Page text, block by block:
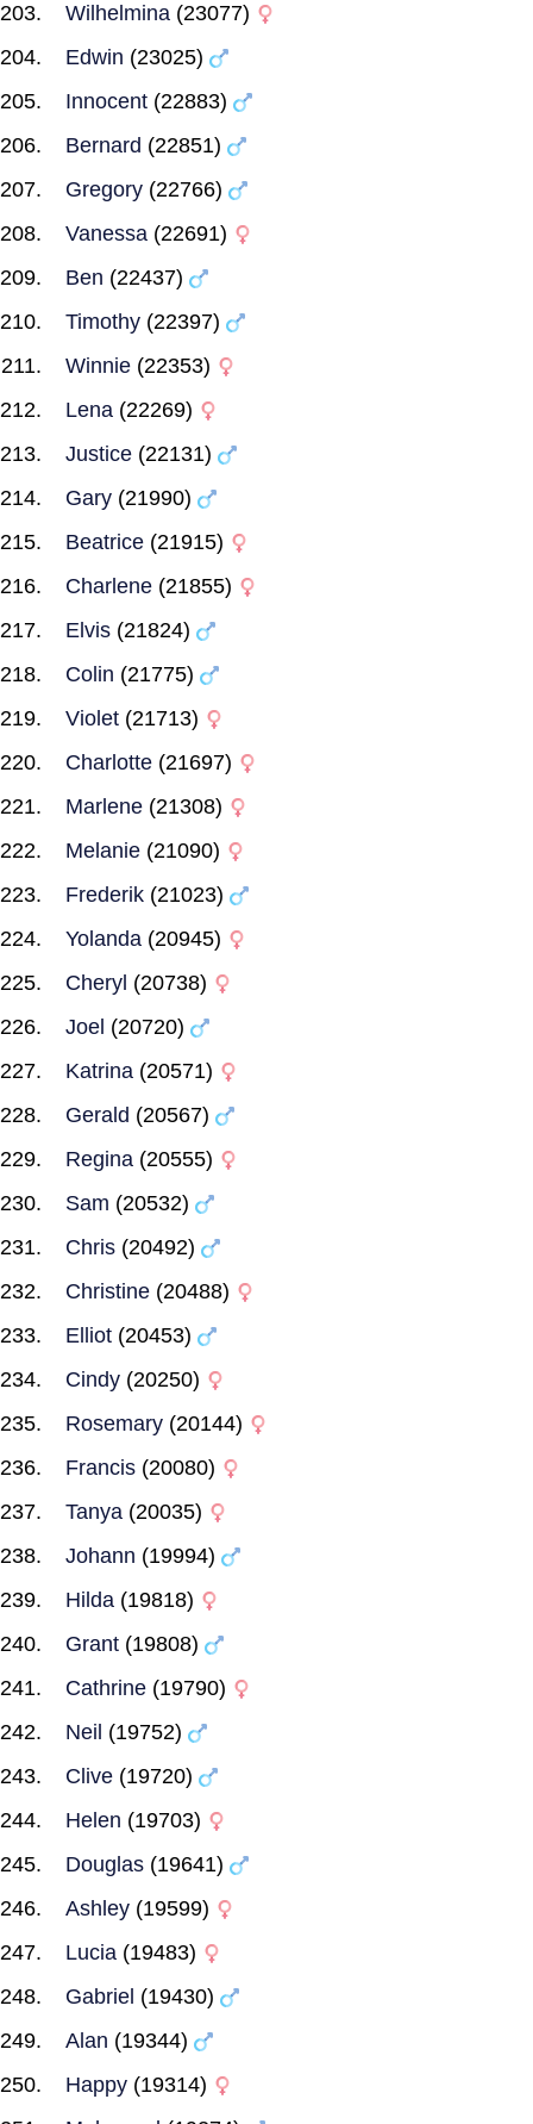
Wilhelmina (23077)
Edwin (23025)
Innocent (22883)
Bernard (22851)
Gregory (22766)
Vanessa (22691)
Ben (22437)
Timothy (22397)
Winnie (22353)
Lena (22269)
Justice (22131)
Gary (21990)
Beatrice (21915)
Charlene (21855)
Elvis (21824)
Colin (21775)
Violet (21713)
Charlotte (21697)
Marlene (21308)
Melanie (21090)
Frederik (21023)
Yolanda (20945)
Cheryl (20738)
Joel (20720)
Katrina (20571)
Gerald (20567)
Regina (20555)
Sam (20532)
Chris (20492)
Christine (20488)
Elliot (20453)
Cindy (20250)
Rosemary (20144)
Francis (20080)
Tanya (20035)
Johann (19994)
Hilda (19818)
Grant (19808)
Cathrine (19790)
Neil (19752)
Clive (19720)
Helen (19703)
Douglas (19641)
Ashley (19599)
Lucia (19483)
Gabriel (19430)
Alan (19344)
Happy (19314)